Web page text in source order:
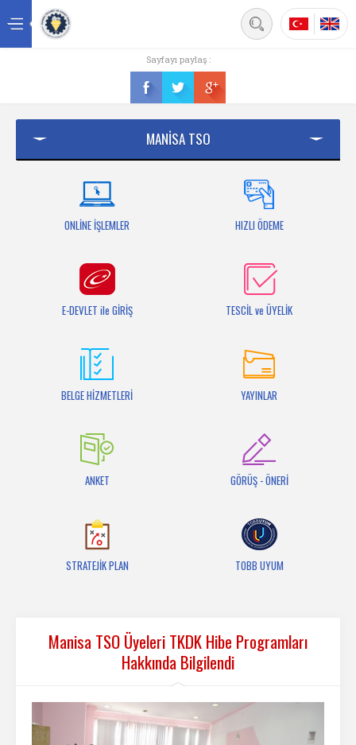
Üyelik
Bilgi Bankası
Sayfayı paylaş :
MANİSA TSO
ONLİNE İŞLEMLER HIZLI ÖDEME
E-DEVLET ile GİRİŞ TESCİL ve ÜYELİK
BELGE HİZMETLERİ YAYINLAR
ANKET GÖRÜŞ - ÖNERİ
STRATEJİK PLAN TOBB UYUM
Manisa TSO Üyeleri TKDK Hibe Programları
Hakkında Bilgilendi